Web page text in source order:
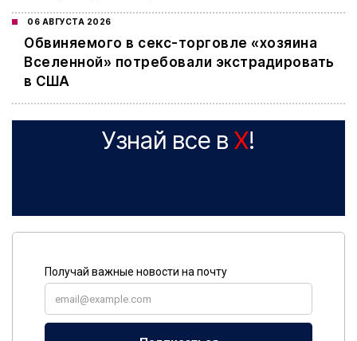
06 АВГУСТА 2026
Обвиняемого в секс-торговле «хозяина
Вселенной» потребовали экстрадировать
в США
Узнай все в X!